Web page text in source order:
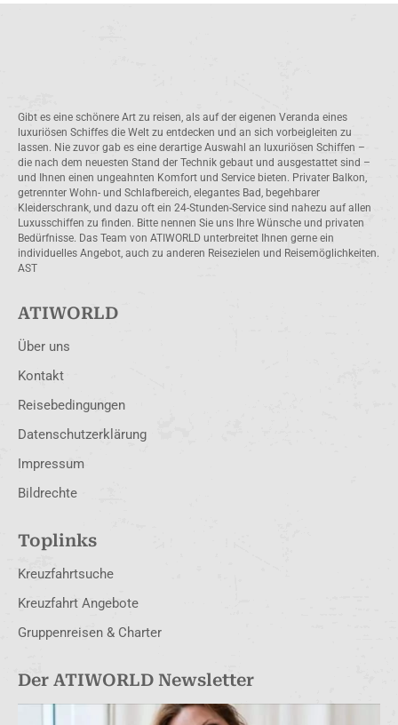
Gibt es eine schönere Art zu reisen, als auf der eigenen Veranda eines
luxuriösen Schiffes die Welt zu entdecken und an sich vorbeigleiten zu
lassen. Nie zuvor gab es eine derartige Auswahl an luxuriösen Schiffen –
die nach dem neuesten Stand der Technik gebaut und ausgestattet sind –
und Ihnen einen ungeahnten Komfort und Service bieten. Privater Balkon,
getrennter Wohn- und Schlafbereich, elegantes Bad, begehbarer
Kleiderschrank, und dazu oft ein 24-Stunden-Service sind nahezu auf allen
Luxusschiffen zu finden. Bitte nennen Sie uns Ihre Wünsche und privaten
Bedürfnisse. Das Team von ATIWORLD unterbreitet Ihnen gerne ein
individuelles Angebot, auch zu anderen Reisezielen und Reisemöglichkeiten.
AST
ATIWORLD
Über uns
Kontakt
Reisebedingungen
Datenschutzerklärung
Impressum
Bildrechte
Toplinks
Kreuzfahrtsuche
Kreuzfahrt Angebote
Gruppenreisen & Charter
Der ATIWORLD Newsletter